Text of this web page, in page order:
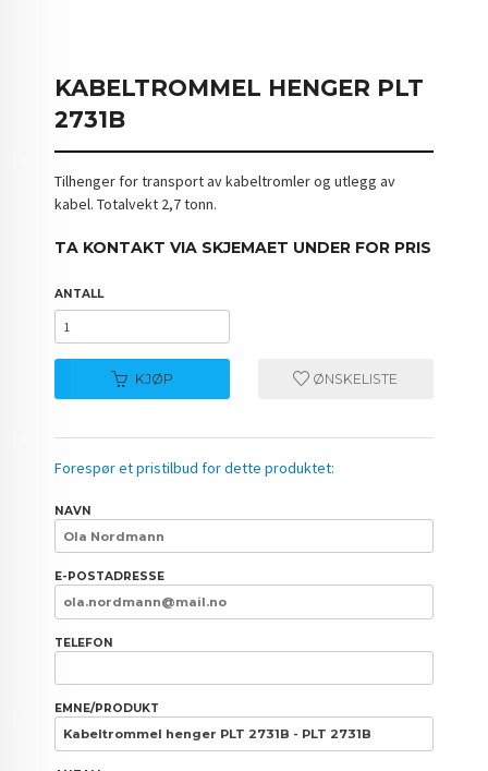
KABELTROMMEL HENGER PLT
2731B
Tilhenger for transport av kabeltromler og utlegg av
kabel. Totalvekt 2,7 tonn.
TA KONTAKT VIA SKJEMAET UNDER FOR PRIS
ANTALL
KJØP ØNSKELISTE
Forespør et pristilbud for dette produktet:
NAVN
E-POSTADRESSE
TELEFON
EMNE/PRODUKT